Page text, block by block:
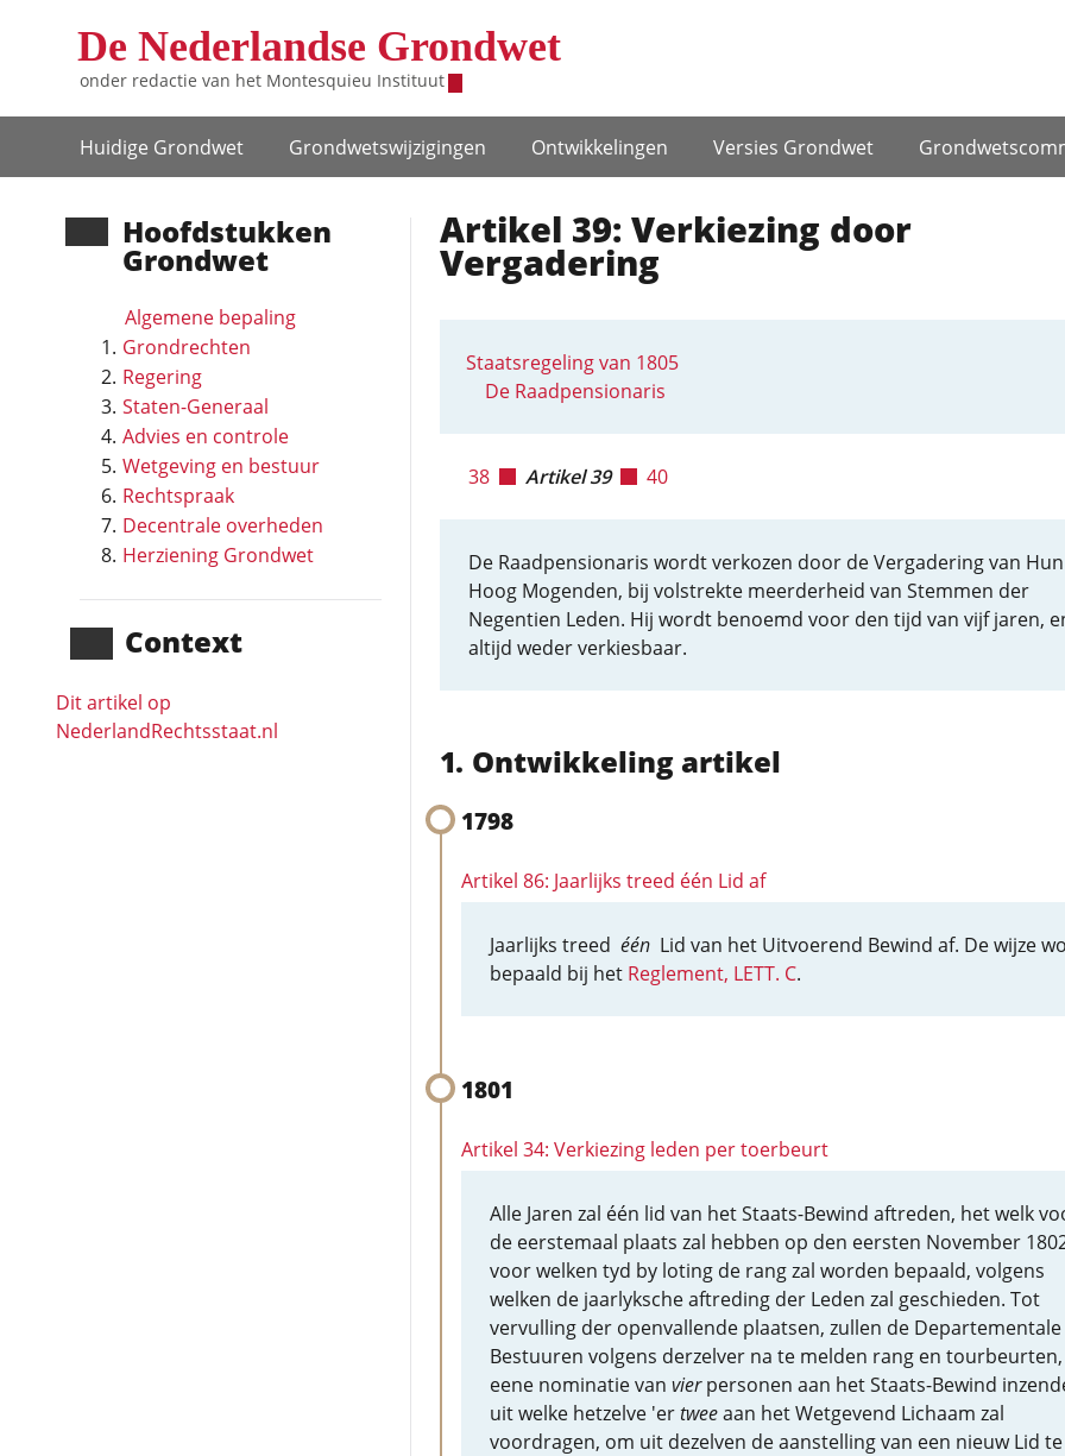
De Nederlandse Grondwet
onder redactie van het Montesquieu Instituut
Hoofdnavigatie
Huidige Grondwet Grondwets­wijzigingen Ontwikke­lingen Versies Grondwet
Hoofd­stukken
Grondwet
Algemene bepaling
Grondrechten
Regering
Staten-Generaal
Advies en controle
Wetgeving en bestuur
Rechtspraak
Decentrale overheden
Herziening Grondwet
Context
Dit artikel op
NederlandRechts­staat.nl
Artikel 39: Verkiezing door
Vergadering
Staatsregeling van 1805
De Raadpensionaris
38 Artikel 39 40
De Raadpensionaris wordt verkozen door de Vergadering van Hun
Hoog Mogenden, bij volstrekte meerderheid van Stemmen der
Negentien Leden. Hij wordt benoemd voor den tijd van vijf jaren,
altijd weder verkiesbaar.
Ontwikkeling artikel
1798
Artikel 86: Jaarlijks treed één Lid af
Jaarlijks treed éénLid van het Uitvoerend Bewind af. De wijze
bepaald bij het Reglement, LETT. C.
1801
Artikel 34: Verkiezing leden per toerbeurt
Alle Jaren zal één lid van het Staats-Bewind aftreden, het welk
de eerstemaal plaats zal hebben op den eersten November
voor welken tyd by loting de rang zal worden bepaald, volgens
welken de jaarlyksche aftreding der Leden zal geschieden. Tot
vervulling der openvallende plaatsen, zullen de Departementale
Bestuuren volgens derzelver na te melden rang en tourbeurten,
eene nominatie van vierpersonen aan het Staats-Bewind
uit welke hetzelve 'ertweeaan het Wetgevend Lichaam zal
voordragen, om uit dezelven de aanstelling van een nieuw Lid te